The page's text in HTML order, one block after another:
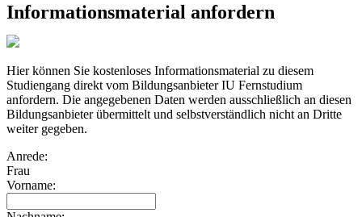
Informationsmaterial anfordern
Hier können Sie kostenloses Informationsmaterial zu diesem
Studiengang direkt vom Bildungsanbieter IU Fernstudium
anfordern. Die angegebenen Daten werden ausschließlich an diesen
Bildungsanbieter übermittelt und selbstverständlich nicht an Dritte
weiter gegeben.
Anrede:
Frau
Vorname: